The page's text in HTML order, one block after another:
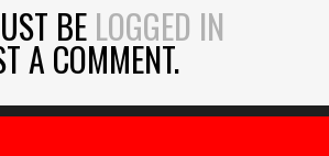
BE LOGGED IN
A COMMENT.